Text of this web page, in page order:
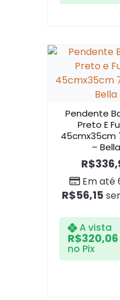
Pendente
Preto E
45cmx35cm
– Bella
R$
Em até
R$56,15
A vista
R$320,06
no Pix